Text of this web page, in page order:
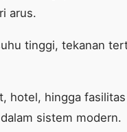
arus.
tinggi, tekanan
hotel, hingga
sistem modern.